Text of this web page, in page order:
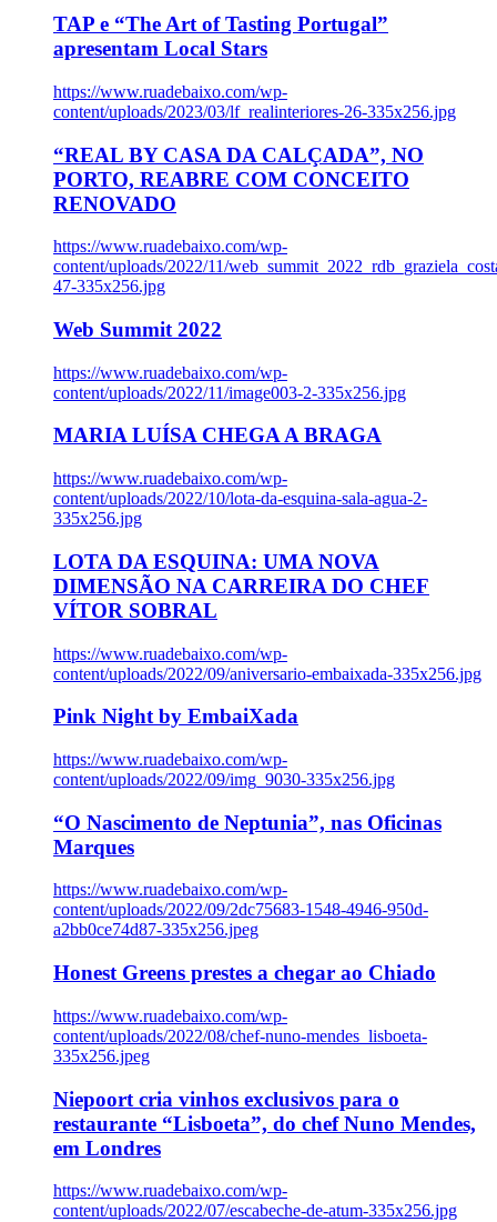
TAP e “The Art of Tasting Portugal”
apresentam Local Stars
https://www.ruadebaixo.com/wp-
content/uploads/2023/03/lf_realinteriores-26-335x256.jpg
“REAL BY CASA DA CALÇADA”, NO
PORTO, REABRE COM CONCEITO
RENOVADO
https://www.ruadebaixo.com/wp-
content/uploads/2022/11/
47-335x256.jpg
Web Summit 2022
https://www.ruadebaixo.com/wp-
content/uploads/2022/11/image003-2-335x256.jpg
MARIA LUÍSA CHEGA A BRAGA
https://www.ruadebaixo.com/wp-
content/uploads/2022/10/lota-da-esquina-sala-agua-2-
335x256.jpg
LOTA DA ESQUINA: UMA NOVA
DIMENSÃO NA CARREIRA DO CHEF
VÍTOR SOBRAL
https://www.ruadebaixo.com/wp-
content/uploads/2022/09/aniversario-embaixada-335x256.jpg
Pink Night by EmbaiXada
https://www.ruadebaixo.com/wp-
content/uploads/2022/09/img_9030-335x256.jpg
“O Nascimento de Neptunia”, nas Oficinas
Marques
https://www.ruadebaixo.com/wp-
content/uploads/2022/09/2dc75683-1548-4946-950d-
a2bb0ce74d87-335x256.jpeg
Honest Greens prestes a chegar ao Chiado
https://www.ruadebaixo.com/wp-
content/uploads/2022/08/chef-nuno-mendes_lisboeta-
335x256.jpeg
Niepoort cria vinhos exclusivos para o
restaurante “Lisboeta”, do chef Nuno Mendes,
em Londres
https://www.ruadebaixo.com/wp-
content/uploads/2022/07/escabeche-de-atum-335x256.jpg